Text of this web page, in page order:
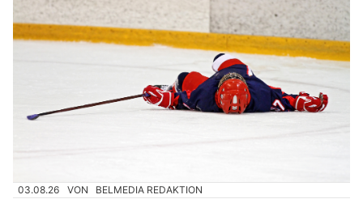
03.08.26 VON BELMEDIA REDAKTION